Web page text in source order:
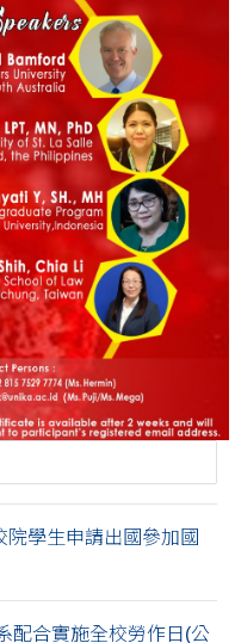
學生申請出國參加國
配合實施全校勞作日(公